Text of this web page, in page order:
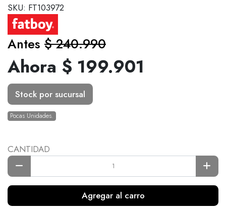
SKU: FT103972
Antes $ 240.990
Ahora $ 199.901
Stock por sucursal
Pocas Unidades.
CANTIDAD
Agregar al carro